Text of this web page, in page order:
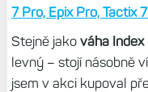
7 Pro, Epix Pro, Tactix
Stejně jako váha Index
levný – stojí násobně
jsem v akci kupoval